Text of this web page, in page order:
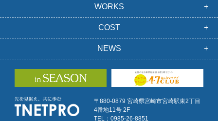
WORKS
COST
NEWS
〒880-0879 宮崎県宮崎市宮崎駅東2丁目
4番地11号 2F
TEL：0985-26-8851